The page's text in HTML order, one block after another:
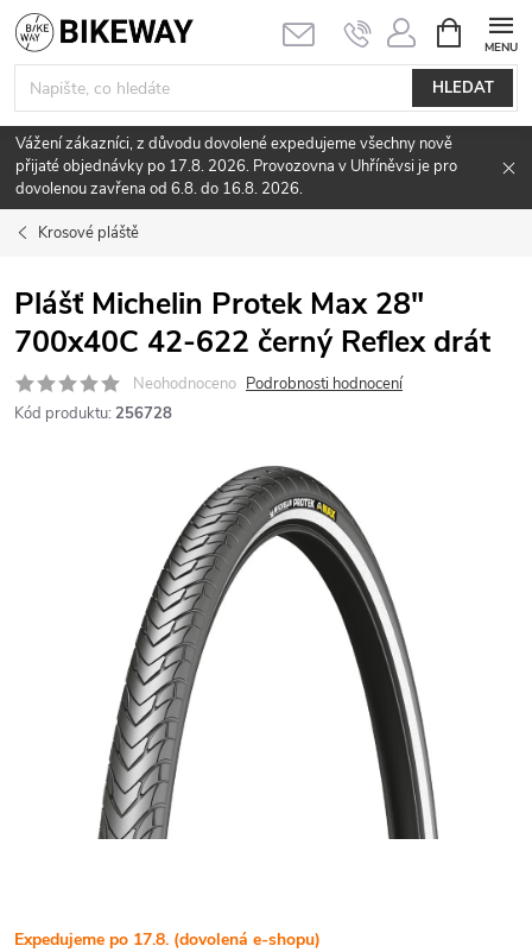
Přejít
na
obsah
HLEDAT
NÁKUPNÍ
KOŠÍK
Vážení zákazníci, z důvodu dovolené expedujeme všechny nově
přijaté objednávky po 17.8. 2026. Provozovna v Uhříněvsi je pro
dovolenou zavřena od 6.8. do 16.8. 2026.
Krosové pláště
Plášť Michelin Protek Max 28"
700x40C 42-622 černý Reflex drát
Neohodnoceno Podrobnosti hodnocení
Kód produktu: 256728
Expedujeme po 17.8. (dovolená e-shopu)